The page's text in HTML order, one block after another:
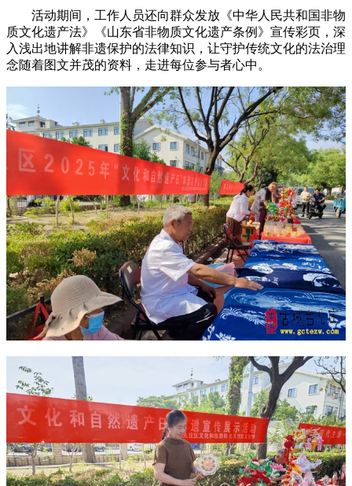
活动期间，工作人员还向群众发放《中华人民共和国非物
质文化遗产法》《山东省非物质文化遗产条例》宣传彩页，深
入浅出地讲解非遗保护的法律知识，让守护传统文化的法治理
念随着图文并茂的资料，走进每位参与者心中。